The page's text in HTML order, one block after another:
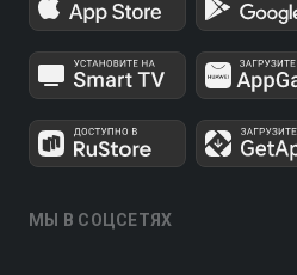
МЫ В СОЦСЕТЯХ